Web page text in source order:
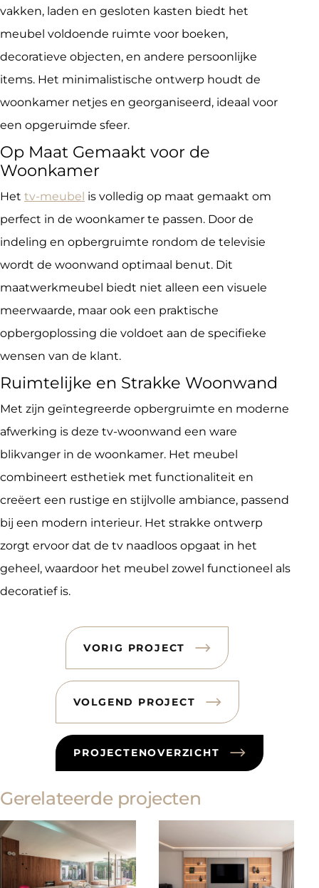
vakken, laden en gesloten kasten biedt het
meubel voldoende ruimte voor boeken,
decoratieve objecten, en andere persoonlijke
items. Het minimalistische ontwerp houdt de
woonkamer netjes en georganiseerd, ideaal voor
een opgeruimde sfeer.
Op Maat Gemaakt voor de
Woonkamer
Het tv-meubel is volledig op maat gemaakt om
perfect in de woonkamer te passen. Door de
indeling en opbergruimte rondom de televisie
wordt de woonwand optimaal benut. Dit
maatwerkmeubel biedt niet alleen een visuele
meerwaarde, maar ook een praktische
opbergoplossing die voldoet aan de specifieke
wensen van de klant.
Ruimtelijke en Strakke Woonwand
Met zijn geïntegreerde opbergruimte en moderne
afwerking is deze tv-woonwand een ware
blikvanger in de woonkamer. Het meubel
combineert esthetiek met functionaliteit en
creëert een rustige en stijlvolle ambiance, passend
bij een modern interieur. Het strakke ontwerp
zorgt ervoor dat de tv naadloos opgaat in het
geheel, waardoor het meubel zowel functioneel als
decoratief is.
VORIG PROJECT
VOLGEND PROJECT
PROJECTENOVERZICHT
Gerelateerde projecten